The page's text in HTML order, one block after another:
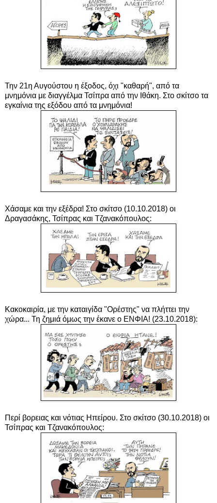
Την 21η Αυγούστου η έξοδος, όχι "καθαρή", από τα
μνημόνια με διαγγέλμα Τσίπρα από την Ιθάκη. Στο σκίτσο τα
εγκαίνια της εξόδου από τα μνημόνια!
Χάσαμε και την εξέδρα! Στο σκίτσο (10.10.2018) οι
Δραγασάκης, Τσίπρας και Τζανακόπουλος:
Κακοκαιρία, με την καταιγίδα "Ορέστης" να πλήττει την
χώρα... Τη ζημιά όμως την έκανε ο ΕΝΦΙΑ! (23.10.2018):
Περί βορειας και νότιας Ηπείρου. Στο σκίτσο (30.10.2018) οι
Τσίπρας και Τζανακόπουλος: